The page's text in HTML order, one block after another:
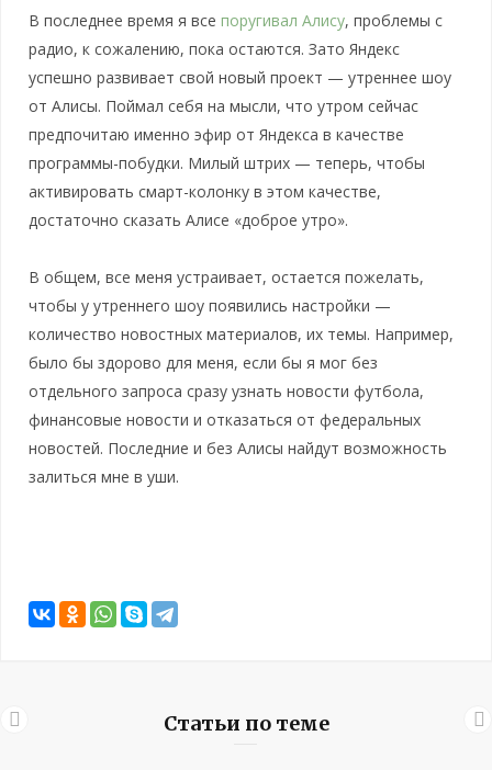
В последнее время я все поругивал Алису, проблемы с
радио, к сожалению, пока остаются. Зато Яндекс
успешно развивает свой новый проект — утреннее шоу
от Алисы. Поймал себя на мысли, что утром сейчас
предпочитаю именно эфир от Яндекса в качестве
программы-побудки. Милый штрих — теперь, чтобы
активировать смарт-колонку в этом качестве,
достаточно сказать Алисе «доброе утро».
В общем, все меня устраивает, остается пожелать,
чтобы у утреннего шоу появились настройки —
количество новостных материалов, их темы. Например,
было бы здорово для меня, если бы я мог без
отдельного запроса сразу узнать новости футбола,
финансовые новости и отказаться от федеральных
новостей. Последние и без Алисы найдут возможность
залиться мне в уши.
Статьи по теме